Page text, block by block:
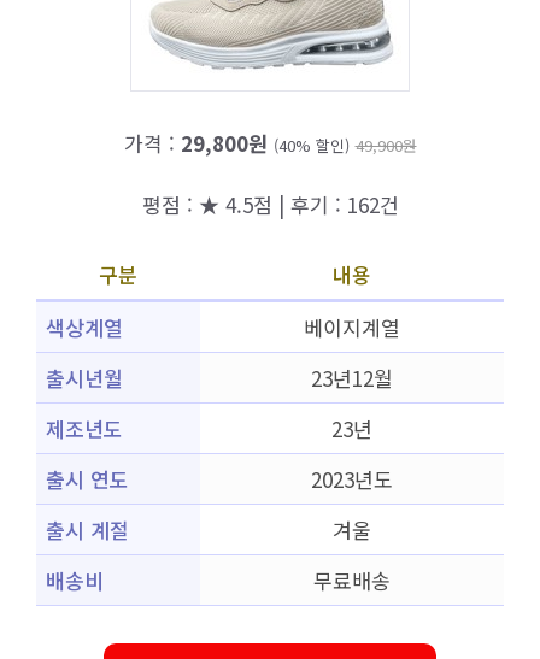
가격 : 29,800원 (40% 할인) 49,900원
평점 : ★ 4.5점 | 후기 : 162건
구분
내용
색상계열
베이지계열
출시년월
23년12월
제조년도
23년
출시 연도
2023년도
출시 계절
겨울
배송비
무료배송